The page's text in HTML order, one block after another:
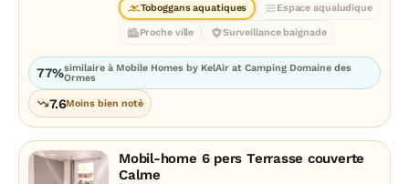
Toboggans aquatiques Espace aqualudique
Proche ville Surveillance baignade
77%similaire à Mobile Homes by KelAir at Camping Domaine des
Ormes
7.6Moins bien noté
Mobil-home 6 pers Terrasse couverte
Calme